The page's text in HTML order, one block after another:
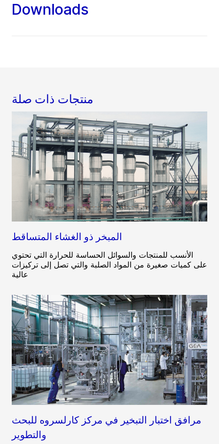
Downloads
منتجات ذات صلة
المبخر ذو الغشاء المتساقط
الأنسب للمنتجات والسوائل الحساسة للحرارة التي تحتوي
على كميات صغيرة من المواد الصلبة والتي تصل إلى تركيزات
عالية
مرافق اختبار التبخير في مركز كارلسروه للبحث
والتطوير